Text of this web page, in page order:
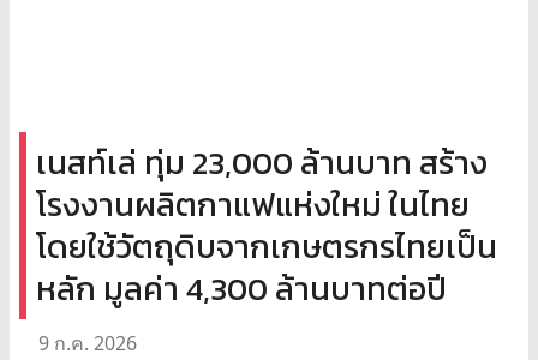
เนสท์เล่ ทุ่ม 23,000 ล้านบาท สร้าง
โรงงานผลิตกาแฟแห่งใหม่ ในไทย
โดยใช้วัตถุดิบจากเกษตรกรไทยเป็น
หลัก มูลค่า 4,300 ล้านบาทต่อปี
9 ก.ค. 2026